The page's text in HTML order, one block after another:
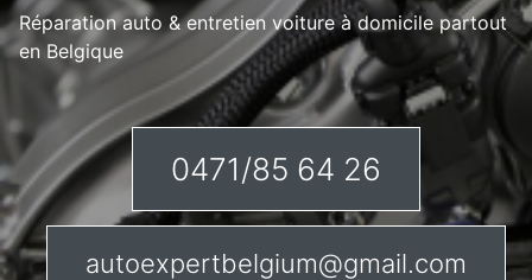
Réparation auto & entretien voiture à domicile partout
en Belgique
0471/85 64 26
autoexpertbelgium@gmail.com